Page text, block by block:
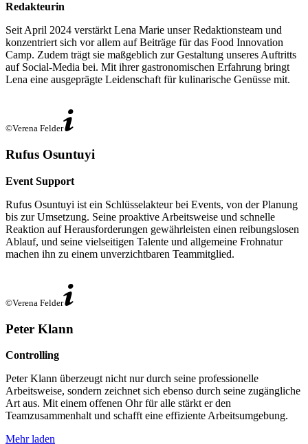
Redakteurin
Seit April 2024 verstärkt Lena Marie unser Redaktionsteam und
konzentriert sich vor allem auf Beiträge für das Food Innovation
Camp. Zudem trägt sie maßgeblich zur Gestaltung unseres Auftritts
auf Social-Media bei. Mit ihrer gastronomischen Erfahrung bringt
Lena eine ausgeprägte Leidenschaft für kulinarische Genüsse mit.
©Verena Felder
Rufus Osuntuyi
Event Support
Rufus Osuntuyi ist ein Schlüsselakteur bei Events, von der Planung
bis zur Umsetzung. Seine proaktive Arbeitsweise und schnelle
Reaktion auf Herausforderungen gewährleisten einen reibungslosen
Ablauf, und seine vielseitigen Talente und allgemeine Frohnatur
machen ihn zu einem unverzichtbaren Teammitglied.
©Verena Felder
Peter Klann
Controlling
Peter Klann überzeugt nicht nur durch seine professionelle
Arbeitsweise, sondern zeichnet sich ebenso durch seine zugängliche
Art aus. Mit einem offenen Ohr für alle stärkt er den
Teamzusammenhalt und schafft eine effiziente Arbeitsumgebung.
Mehr laden